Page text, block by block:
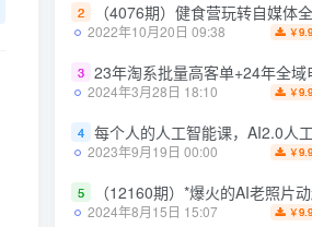
2 （4076期）健食营玩转自媒体全技能实操，从无到有到精通，零
2022年10月20日 09:38 ￥9.9
3 23年淘系批量高客单+24年全域电商矩阵，批量高客单线上课
2024年3月28日 18:10 ￥9.9
4 每个人的人工智能课，AI2.0人工智能，零
2023年9月19日 00:00 ￥9.9
5 （12160期）*爆火的AI老照片动起来多重变现教程，蹭热点日赚
2024年8月15日 15:07 ￥9.9
2 （4076期）健食营玩转自媒体全技能实操，从无到有到精通，零
2022年10月20日 09:38 ￥9.9
3 23年淘系批量高客单+24年全域电商矩阵，批量高客单线上课
2024年3月28日 18:10 ￥9.9
4 每个人的人工智能课，AI2.0人工智能，零
2023年9月19日 00:00 ￥9.9
5 （12160期）*爆火的AI老照片动起来多重变现教程，蹭热点日赚
2024年8月15日 15:07 ￥9.9